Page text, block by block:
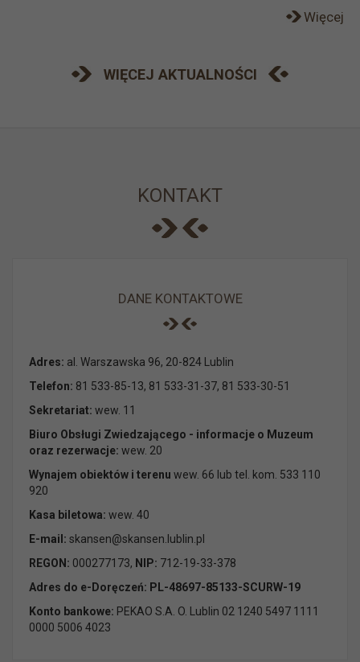
Więcej
WIĘCEJ AKTUALNOŚCI
KONTAKT
DANE KONTAKTOWE
Adres: al. Warszawska 96, 20-824 Lublin
Telefon: 81 533-85-13, 81 533-31-37, 81 533-30-51
Sekretariat: wew. 11
Biuro Obsługi Zwiedzającego - informacje o Muzeum
oraz rezerwacje: wew. 20
Wynajem obiektów i terenu wew. 66 lub tel. kom. 533 110
920
Kasa biletowa: wew. 40
E-mail: skansen@skansen.lublin.pl
REGON: 000277173, NIP: 712-19-33-378
Adres do e-Doręczeń: PL-48697-85133-SCURW-19
Konto bankowe: PEKAO S.A. O. Lublin 02 1240 5497 1111
0000 5006 4023